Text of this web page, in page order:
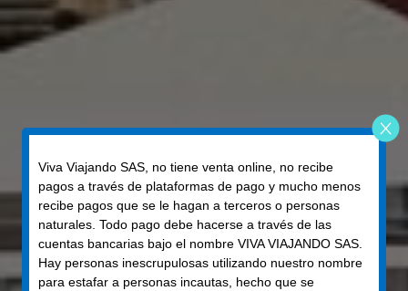
MÉXICO
Viva Viajando SAS, no tiene venta online, no recibe
pagos a través de plataformas de pago y mucho menos
recibe pagos que se le hagan a terceros o personas
naturales. Todo pago debe hacerse a través de las
cuentas bancarias bajo el nombre VIVA VIAJANDO SAS.
Hay personas inescrupulosas utilizando nuestro nombre
para estafar a personas incautas, hecho que se